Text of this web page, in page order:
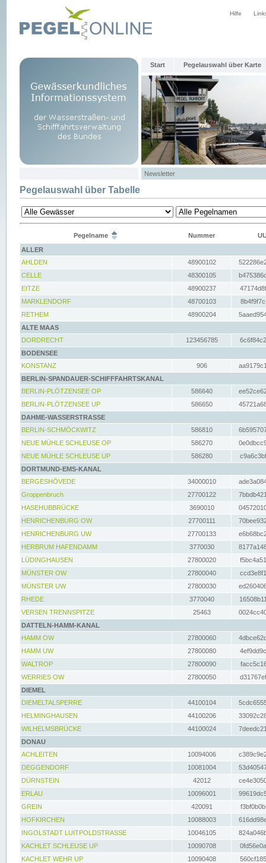
Hilfe
Start Pegelauswahl über Karte
Newsletter
Pegelauswahl über Tabelle
Pegelname Nummer
ALLER
AHLDEN
48900102
CELLE
48300105
EITZE
48900237
MARKLENDORF
48700103
RETHEM
48900204
ALTE MAAS
DORDRECHT
123456785
BODENSEE
KONSTANZ
906
BERLIN-SPANDAUER-SCHIFFFAHRTSKANAL
BERLIN-PLÖTZENSEE OP
586640
BERLIN-PLÖTZENSEE UP
586650
DAHME-WASSERSTRASSE
BERLIN-SCHMÖCKWITZ
586810
NEUE MÜHLE SCHLEUSE OP
586270
NEUE MÜHLE SCHLEUSE UP
586280
DORTMUND-EMS-KANAL
BERGESHÖVEDE
34000010
Groppenbruch
27700122
HASEHUBBRÜCKE
3690010
HENRICHENBURG OW
27700111
HENRICHENBURG UW
27700133
HERBRUM HAFENDAMM
3770030
LÜDINGHAUSEN
27800020
MÜNSTER OW
27800040
MÜNSTER UW
27800030
RHEDE
3770040
VERSEN TRENNSPITZE
25463
DATTELN-HAMM-KANAL
HAMM OW
27800060
HAMM UW
27800080
WALTROP
27800090
WERRIES OW
27800050
DIEMEL
DIEMELTALSPERRE
44100104
HELMINGHAUSEN
44100206
WILHELMSBRÜCKE
44100024
DONAU
ACHLEITEN
10094006
DEGGENDORF
10081004
DÜRNSTEIN
42012
ERLAU
10096001
GREIN
420091
HOFKIRCHEN
10088003
INGOLSTADT LUITPOLDSTRASSE
10046105
KACHLET SCHLEUSE UP
10090708
KACHLET WEHR UP
10090408